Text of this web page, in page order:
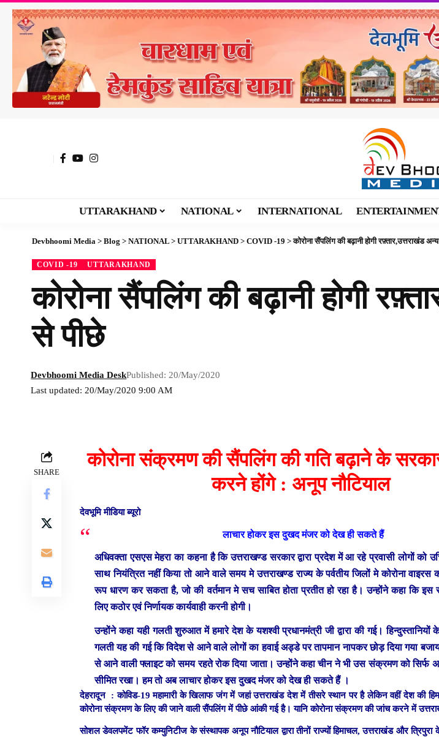
UTTARAKHAND NATIONAL INTERNATIONAL
Devbhoomi Media > Blog > NATIONAL > UTTARAKHAND > COVID -19 >कोरोना सैंपलिंग की बढ़ानी होगी रफ़्तार,उत्तराखंड
COVID -19 UTTARAKHAND
कोरोना सैंपलिंग की बढ़ानी होगी
से पीछे
Last updated: 20/May/2020 9:00 AM
Devbhoomi Media DeskPublished: 20/May/2020
SHARE
कोरोना संक्रमण की सैंपलिंग की गति बढ़ाने के
करने होंगे : अनूप नौटियाल
देवभूमि मीडिया ब्यूरो
लाचार होकर इस दुखद मंजर को देख ही सकते हैं
अधिवक्ता एसएस मेहरा का कहना है कि उत्तराखण्ड सरकार द्वारा प्रदेश में आ रहे प्रवासी लोगों को
साथ नियंत्रित नहीं किया तो आने वाले समय मे उत्तराखण्ड राज्य के पर्वतीय जिलों मे कोरोना
रूप धारण कर सकता है, जो की वर्तमान मे सच साबित होता प्रतीत हो रहा है। उन्होंने कहा कि
लिए कठोर एवं निर्णायक कार्यवाही करनी होगी।
उन्होंने कहा यही गलती शुरुआत में हमारे देश के यशश्वी प्रधानमंत्री जी द्वारा की गई।
गलती यह की गई कि विदेश से आने वाले लोगों का हवाई अड्डे पर तापमान नापकर छोड़ दिया गया
से आने वाली फ्लाइट को समय रहते रोक दिया जाता। उन्होंने कहा चीन ने भी उस संक्रमण को सिर्फ
सीमित रखा। हम तो अब लाचार होकर इस दुखद मंजर को देख ही सकते हैं ।
देहरादून : कोविड-19 महामारी के खिलाफ जंग में जहां उत्तराखंड देश में तीसरे स्थान पर है लेकिन वहीं देश की
कोरोना संक्रमण के लिए की जाने वाली सैंपलिंग में पीछे आंकी गई है। यानि कोरोना संक्रमण की जांच करने में
सोशल डेवलपमेंट फॉर कम्युनिटीज के संस्थापक अनूप नौटियाल द्वारा तीनों राज्यों हिमाचल, उत्तराखंड और